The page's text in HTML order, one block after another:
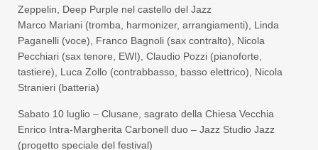
Zeppelin, Deep Purple nel castello del Jazz
Marco Mariani (tromba, harmonizer, arrangiamenti), Linda
Paganelli (voce), Franco Bagnoli (sax contralto), Nicola
Pecchiari (sax tenore, EWI), Claudio Pozzi (pianoforte,
tastiere), Luca Zollo (contrabbasso, basso elettrico), Nicola
Stranieri (batteria)
Sabato 10 luglio – Clusane, sagrato della Chiesa Vecchia
Enrico Intra-Margherita Carbonell duo – Jazz Studio Jazz
(progetto speciale del festival)